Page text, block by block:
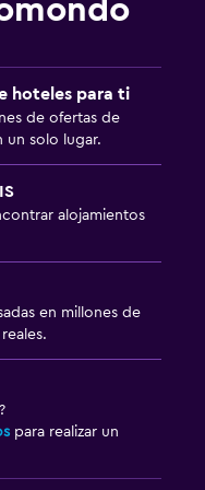
hoteles para ti
de ofertas de
un solo lugar.
alojamientos
en millones de
para realizar un